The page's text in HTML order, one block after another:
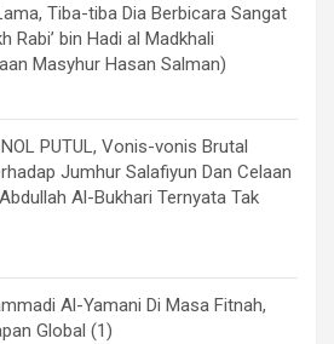
Tiba-tiba Dia Berbicara Sangat
Rabi’ bin Hadi al Madkhali
Masyhur Hasan Salman)
PUTUL, Vonis-vonis Brutal
Jumhur Salafiyun Dan Celaan
Al-Bukhari Ternyata Tak
Al-Yamani Di Masa Fitnah,
Global (1)